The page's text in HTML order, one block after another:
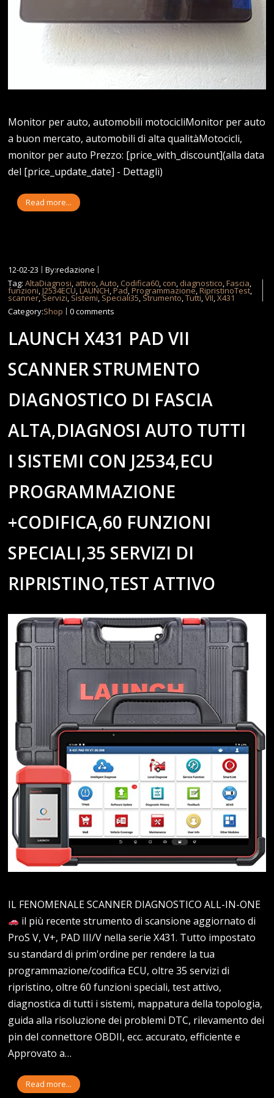
Monitor per auto, automobili motocicliMonitor per auto
a buon mercato, automobili di alta qualitàMotocicli,
monitor per auto Prezzo: [price_with_discount](alla data
del [price_update_date] - Dettagli)
Read more...
12-02-23
By:redazione
Tag:AltaDiagnosi, attivo,Auto, Codifica60, con, diagnostico,Fascia,
funzioni,J2534ECU,LAUNCH,Pad,Programmazione,RipristinoTest,
scanner,Servizi, Sistemi, Speciali35, Strumento,Tutti,VII,X431
Category:Shop 0 comments
LAUNCH X431 PAD VII
SCANNER STRUMENTO
DIAGNOSTICO DI FASCIA
ALTA,DIAGNOSI AUTO TUTTI
I SISTEMI CON J2534,ECU
PROGRAMMAZIONE
+CODIFICA,60 FUNZIONI
SPECIALI,35 SERVIZI DI
RIPRISTINO,TEST ATTIVO
IL FENOMENALE SCANNER DIAGNOSTICO ALL-IN-ONE
il più recente strumento di scansione aggiornato di
ProS V, V+, PAD III/V nella serie X431. Tutto impostato
su standard di prim'ordine per rendere la tua
programmazione/codifica ECU, oltre 35 servizi di
ripristino, oltre 60 funzioni speciali, test attivo,
diagnostica di tutti i sistemi, mappatura della topologia,
guida alla risoluzione dei problemi DTC, rilevamento dei
pin del connettore OBDII, ecc. accurato, efficiente e
Approvato a…
Read more...